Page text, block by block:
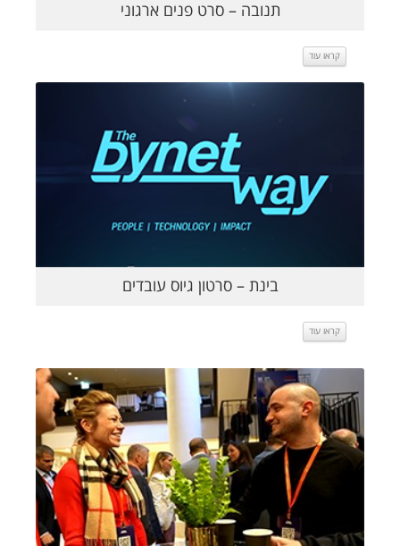
תנובה – סרט פנים ארגוני
קראו עוד
קראו עוד
בינת – סרטון גיוס עובדים
קראו עוד
קראו עוד